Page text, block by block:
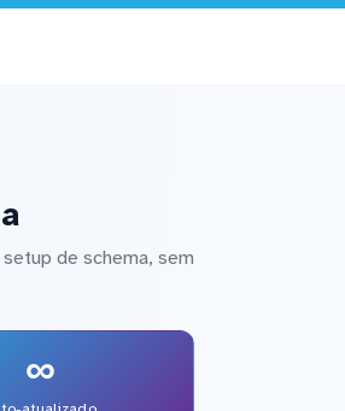
de schema, sem
∞